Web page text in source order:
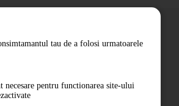
tau de a folosi urmatoarele
necesare pentru functionarea site-ului